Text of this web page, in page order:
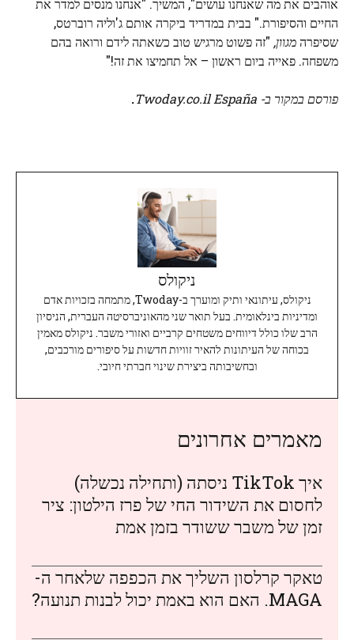
אוהבים את מה שאנחנו עושים", המשיך. "אנחנו מנסים למדר את
החיים והסיפורת." בבית במדריד ביקרה אותם ג'וליה רוברטס,
שסיפרהמגוון, "זה פשוט מרגיש טוב כשאתה לידם ורואה בהם
משפחה. פאייה ביום ראשון – אל תחמיצו את זה!"
פורסם במקור ב- Twoday.co.il España .
ניקולס
ניקולס, עיתונאי ותיק ומוערך ב-Twoday, מתמחה בזכויות אדם
ומדיניות בינלאומית. בעל תואר שני מהאוניברסיטה העברית, הניסיון
הרב שלו כולל דיווחים משטחים קרביים ואזורי משבר. ניקולס מאמין
בכוחה של העיתונות להאיר זוויות חדשות על סיפורים מורכבים,
ובחשיבותה ביצירת שינוי חברתי חיובי.
מאמרים אחרונים
איך TikTok ניסתה (ותחילה נכשלה)
לחסום את השידור החי של פרז הילטון: ציר
זמן של משבר ששודר בזמן אמת
טאקר קרלסון השליך את הכפפה שלאחר ה-
MAGA. האם הוא באמת יכול לבנות תנועה?